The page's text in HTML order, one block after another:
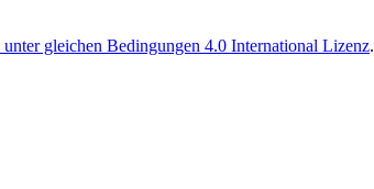
gleichen Bedingungen 4.0 International Lizenz.